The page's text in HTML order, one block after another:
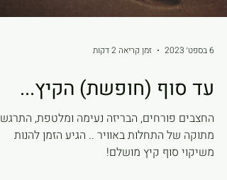
6 בספט׳ 2023 זמן קריאה 2 דקות
עד סוף (חופשת) הקיץ...
החצבים פורחים, הבריזה נעימה ומלטפת,
מתוקה של התחלות באוויר .. הגיע הזמן להנות
משיקוי סוף קיץ מושלם!